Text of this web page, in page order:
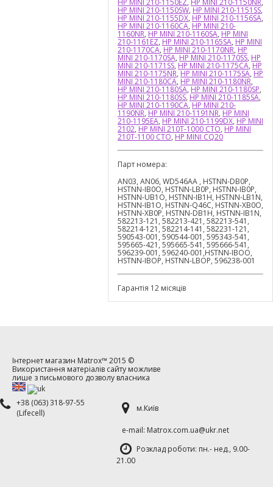
HP MINI 210-1150SW, HP MINI 210-1151SS,
HP MINI 210-1155DX, HP MINI 210-1156SA,
HP MINI 210-1160CA, HP MINI 210-
1160NR, HP MINI 210-1160SA, HP MINI
210-1161EZ, HP MINI 210-1165SA, HP MINI
210-1170CA, HP MINI 210-1170NR, HP
MINI 210-1170SA, HP MINI 210-1170SS, HP
MINI 210-1171SS, HP MINI 210-1175CA, HP
MINI 210-1175NR, HP MINI 210-1175SA, HP
MINI 210-1180CA, HP MINI 210-1180NR,
HP MINI 210-1180SA, HP MINI 210-1180SP,
HP MINI 210-1180SS, HP MINI 210-1185SA,
HP MINI 210-1190CA, HP MINI 210-
1190NR, HP MINI 210-1191NR, HP MINI
210-1195EA, HP MINI 210-1199DX, HP MINI
2102, HP MINI 210T-1000 CTO, HP MINI
210T-1100 CTO, HP MINI CQ20
Парт номера:
AN03, AN06, WD546AA , HSTNN-DB0P,
HSTNN-IB0O, HSTNN-LB0P, HSTNN-IB0P,
HSTNN-UB1O, HSTNN-IB1H, HSTNN-LB1N,
HSTNN-IB1O, HSTNN-Q46C, HSTNN-XB0O,
HSTNN-XB0P, HSTNN-DB1H, HSTNN-IB1N,
582213-121, 582213-421, 582213-541,
582214-121, 582214-141, 582231-121,
590543-001, 590544-001, 595343-541,
595665-421, 595665-541, 595666-541,
596239-001, 596240-001,HSTNN-IBOO,
HSTNN-IBOP, HSTNN-LBOP, 596238-001
Гарантія 12 місяців
Інтернет магазин Matrox™ 2015 ©
Використання матеріалів сайту можливе
лише з письмового дозволу власника
+38 (063) 318-97-55
(Lifecell)
м.Київ
е-mаil: Matrox.com.ua@ukr.net
Розклад роботи: пн.- нед., 9.00-
21.00